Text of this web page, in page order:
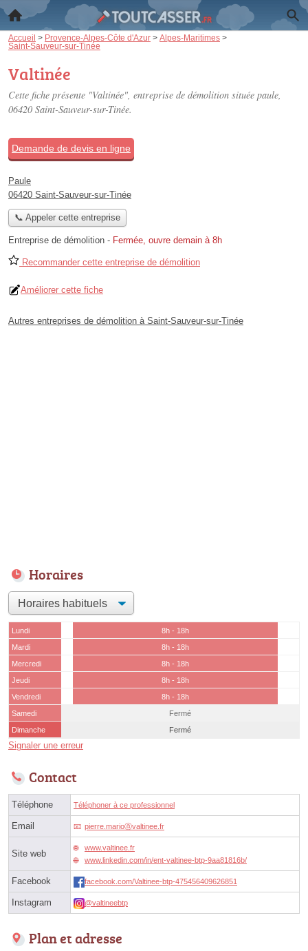
Accueil > Provence-Alpes-Côte d'Azur > Alpes-Maritimes >
Saint-Sauveur-sur-Tinée
Valtinée
Cette fiche présente "Valtinée", entreprise de démolition située paule,
06420 Saint-Sauveur-sur-Tinée.
Demande de devis en ligne
Paule
06420 Saint-Sauveur-sur-Tinée
📞 Appeler cette entreprise
Entreprise de démolition - Fermée, ouvre demain à 8h
Recommander cette entreprise de démolition
Améliorer cette fiche
Autres entreprises de démolition à Saint-Sauveur-sur-Tinée
Horaires
Lundi
8h - 18h
Mardi
8h - 18h
Mercredi
8h - 18h
Jeudi
8h - 18h
Vendredi
8h - 18h
Samedi
Fermé
Dimanche
Fermé
Signaler une erreur
Contact
Téléphone Téléphoner à ce professionnel
Email pierre.marioⓐvaltinee.fr
Site web
www.valtinee.fr
www.linkedin.com/in/ent-valtinee-btp-9aa81816b/
Facebook facebook.com/Valtinee-btp-475456409626851
Instagram @valtineebtp
Plan et adresse